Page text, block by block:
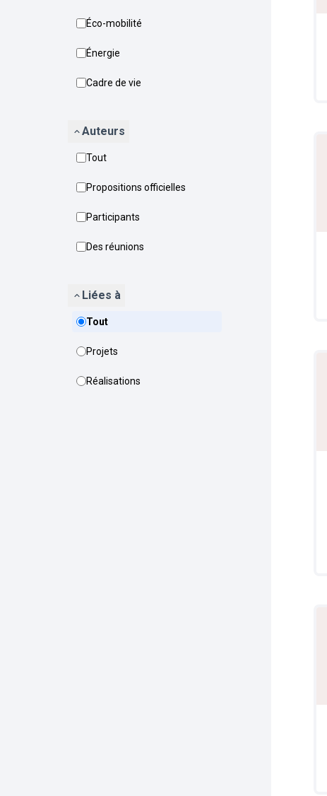
Éco-mobilité
Énergie
Cadre de vie
Auteurs
Tout
Propositions officielles
Participants
Des réunions
Liées à
Tout
Projets
Réalisations